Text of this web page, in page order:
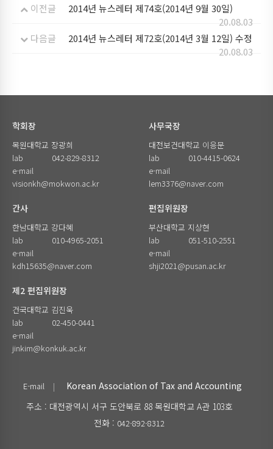
이전글
2014년 뉴스레터 제74호(2014년 9월 30일)
20.08.03
다음글
2014년 뉴스레터 제72호(2014년 3월 12일) 수정
20.08.03
학회장
목원대학교 장광희
lab
042-829-8312
e-mail
visionkh@mokwon.ac.kr
사무국장
대전보건대학교 이응문
lab
010-4415-0624
e-mail
lem3376@naver.com
간사
한남대학교 강다혜
lab
010-4965-2051
e-mail
kdh15635@naver.com
편집위원장
부산대학교 지상현
lab
051-510-2551
e-mail
shji2021@pusan.ac.kr
제2 편집위원장
건국대학교 김진욱
lab
02-450-0441
e-mail
jinkim@konkuk.ac.kr
E-mail |
Korean Association of Tax and Accounting
주소 : 대전광역시 서구 도안북로 88 목원대학교 A관 103호
전화 : 042-892-8312